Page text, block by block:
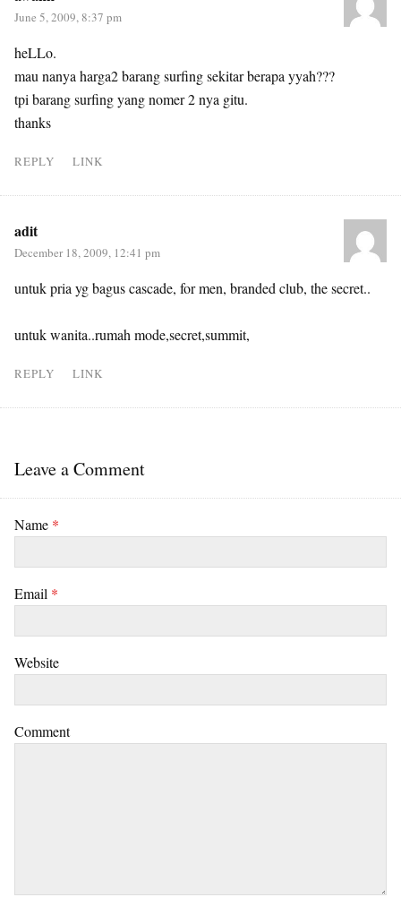
June 5, 2009, 8:37 pm
heLLo.
mau nanya harga2 barang surfing sekitar berapa yyah???
tpi barang surfing yang nomer 2 nya gitu.
thanks
REPLY LINK
adit
December 18, 2009, 12:41 pm
untuk pria yg bagus cascade, for men, branded club, the secret..
untuk wanita..rumah mode,secret,summit,
REPLY LINK
Leave a Comment
Name *
Email *
Website
Comment